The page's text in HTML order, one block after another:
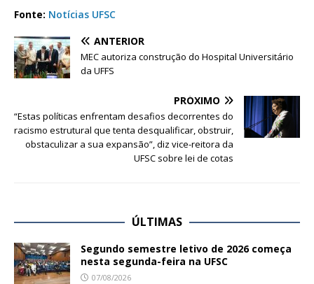
Fonte: Notícias UFSC
ANTERIOR
MEC autoriza construção do Hospital Universitário
da UFFS
PRÓXIMO
“Estas políticas enfrentam desafios decorrentes do
racismo estrutural que tenta desqualificar, obstruir,
obstaculizar a sua expansão”, diz vice-reitora da
UFSC sobre lei de cotas
ÚLTIMAS
Segundo semestre letivo de 2026 começa
nesta segunda-feira na UFSC
07/08/2026